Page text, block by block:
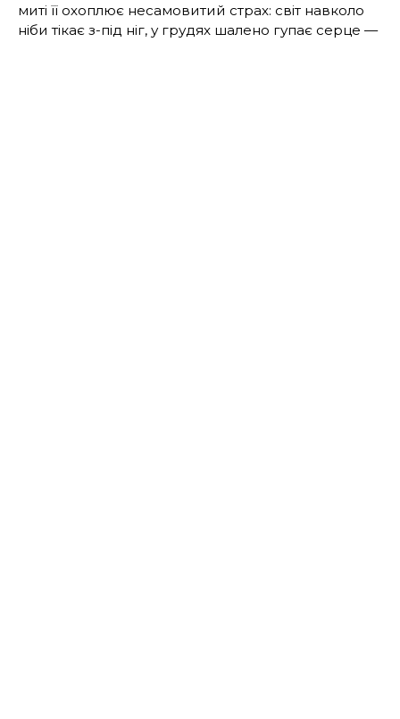
миті її охоплює несамовитий страх: світ навколо
ніби тікає з-під ніг, у грудях шалено гупає серце —